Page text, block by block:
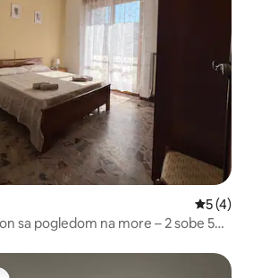
5 (4)
sa pogledom na more – 2 sobe 5